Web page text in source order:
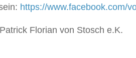
https://www.facebook.com/
Florian von Stosch e.K.